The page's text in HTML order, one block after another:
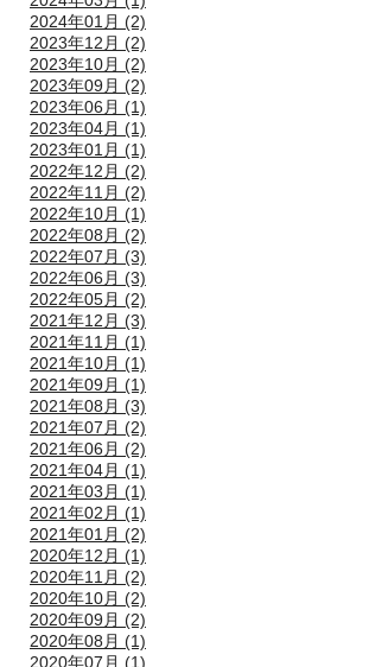
2024年01月 (2)
2023年12月 (2)
2023年10月 (2)
2023年09月 (2)
2023年06月 (1)
2023年04月 (1)
2023年01月 (1)
2022年12月 (2)
2022年11月 (2)
2022年10月 (1)
2022年08月 (2)
2022年07月 (3)
2022年06月 (3)
2022年05月 (2)
2021年12月 (3)
2021年11月 (1)
2021年10月 (1)
2021年09月 (1)
2021年08月 (3)
2021年07月 (2)
2021年06月 (2)
2021年04月 (1)
2021年03月 (1)
2021年02月 (1)
2021年01月 (2)
2020年12月 (1)
2020年11月 (2)
2020年10月 (2)
2020年09月 (2)
2020年08月 (1)
2020年07月 (1)